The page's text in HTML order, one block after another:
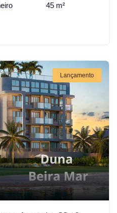
45 m²
Lançamento